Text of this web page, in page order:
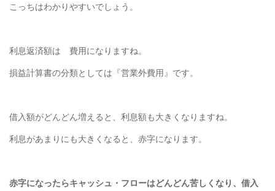
こっちはわかりやすいでしょう。
利息返済額は 費用になりますね。
損益計算書の分類としては『営業外費用』です。
借入額がどんどん増えると、利息額も大きくなりますね。
利息があまりにも大きくなると、赤字になります。
赤字になったらキャッシュ・フローはどんどん苦しくなり、借入